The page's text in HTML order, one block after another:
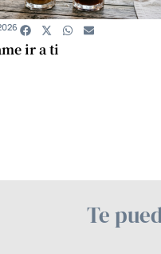
ir a ti
Te